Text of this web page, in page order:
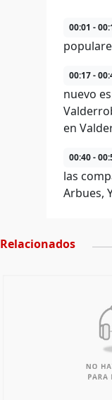
00:01 -
00:17 -
nuevo
en
00:40 -
las
Arbues,
Relacionados